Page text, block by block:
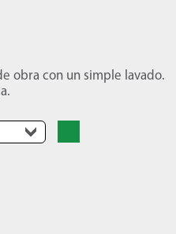
obra con un simple lavado.